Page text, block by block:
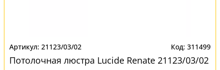
21123/03/02 311499
Потолочная люстра Lucide Renate 21123/03/02